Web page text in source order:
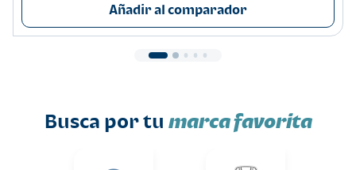
Añadir al comparador
Busca por tu marca favorita